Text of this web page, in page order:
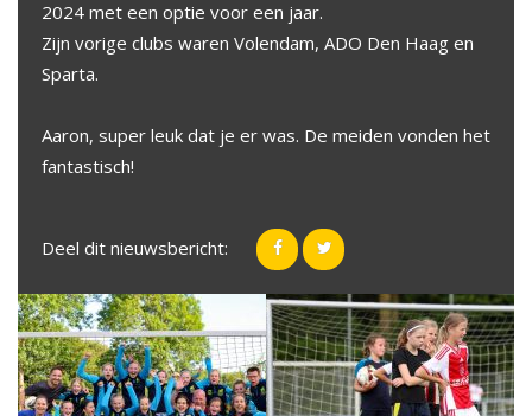
2024 met een optie voor een jaar.
Zijn vorige clubs waren Volendam, ADO Den Haag en
Sparta.
Aaron, super leuk dat je er was. De meiden vonden het
fantastisch!
Deel dit nieuwsbericht: